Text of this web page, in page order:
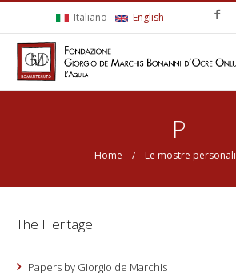
Italiano English
P
Home / Le mostre personali
The Heritage
Papers by Giorgio de Marchis